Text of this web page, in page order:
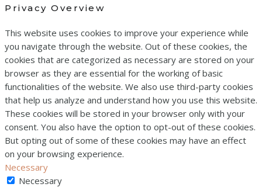
Privacy Overview
This website uses cookies to improve your experience while
you navigate through the website. Out of these cookies, the
cookies that are categorized as necessary are stored on your
browser as they are essential for the working of basic
functionalities of the website. We also use third-party cookies
that help us analyze and understand how you use this website.
These cookies will be stored in your browser only with your
consent. You also have the option to opt-out of these cookies.
But opting out of some of these cookies may have an effect
on your browsing experience.
Necessary
Necessary